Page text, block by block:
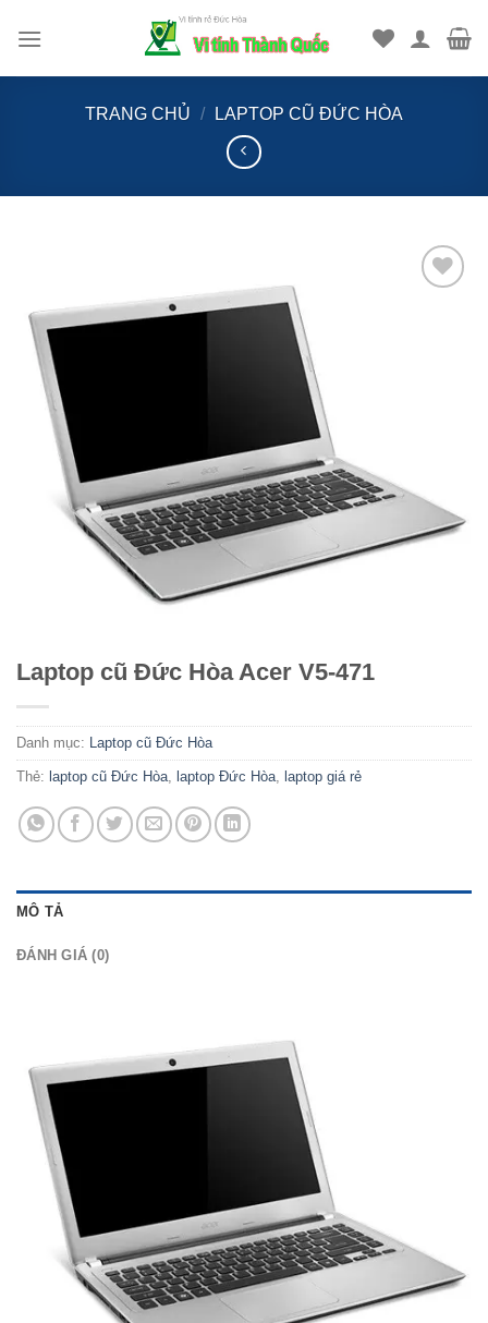
qua
TRANG CHỦ / LAPTOP CŨ ĐỨC HÒA
Laptop cũ Đức Hòa Acer V5-471
Danh mục: Laptop cũ Đức Hòa
Thẻ: laptop cũ Đức Hòa laptop Đức Hòa laptop giá rẻ
MÔ TẢ
ĐÁNH GIÁ (0)